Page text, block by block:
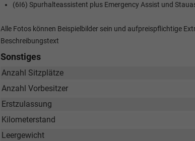
(6I6) Spurhalteassistent plus Emergency Assist und
Alle Fotos können Beispielbilder sein und aufpreispflichtige
Beschreibungstext
Sonstiges
Anzahl Sitzplätze
Anzahl Vorbesitzer
Erstzulassung
Kilometerstand
Leergewicht